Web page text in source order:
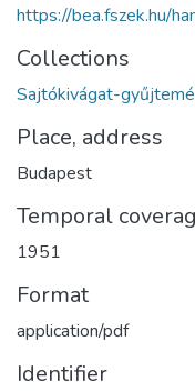
https://bea.fszek.hu/
Collections
Sajtókivágat-
Place, address
Budapest
Temporal
1951
Format
application/pdf
Identifier